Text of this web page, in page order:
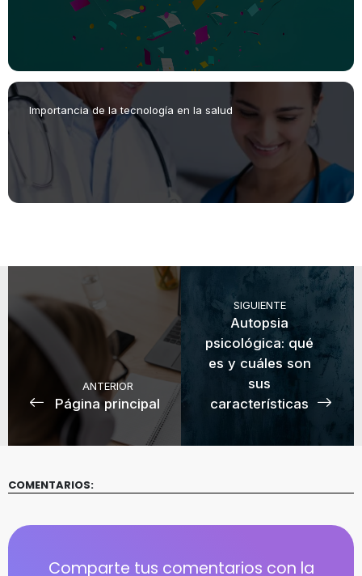
Importancia de la tecnología en la salud
ANTERIOR
Página principal
SIGUIENTE
Autopsia
psicológica: qué
es y cuáles son
sus
características
COMENTARIOS: